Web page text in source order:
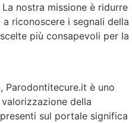
nostra missione è ridurre
riconoscere i segnali della
più consapevoli per la
, Parodontitecure.it è uno
della
sul portale significa